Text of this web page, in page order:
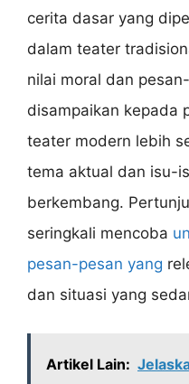
cerita dasar yang
dalam teater
nilai moral dan
disampaikan kepada
teater modern lebih
tema aktual dan isu-
berkembang.
seringkali mencoba
pesan-pesan yang
dan situasi yang
Artikel Lain: